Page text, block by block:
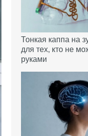
Тонкая каппа на
для тех, кто не
руками